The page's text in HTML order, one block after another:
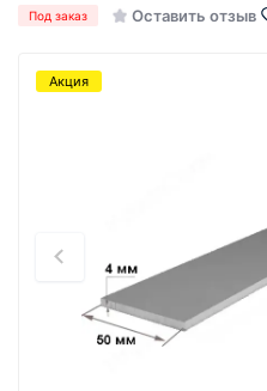
Под заказ Оставить отзыв
Акция